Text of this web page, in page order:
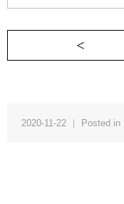
2020-11-22 ｜ Posted in